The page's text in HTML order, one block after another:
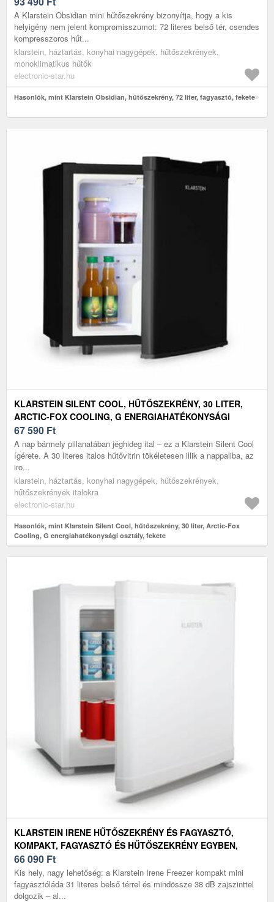
A Klarstein Obsidian mini hűtőszekrény bizonyítja, hogy a kis
helyigény nem jelent kompromisszumot: 72 literes belső tér, csendes
kompresszoros hűt...
klarstein, háztartás, konyhai nagygépek, hűtőszekrények,
monoklimatikus hűtők
electronic-star.hu
Hasonlók, mint Klarstein Obsidian, hűtőszekrény, 72 liter, fagyasztó, fekete
KLARSTEIN SILENT COOL, HŰTŐSZEKRÉNY, 30 LITER,
ARCTIC-FOX COOLING, G ENERGIAHATÉKONYSÁGI
OSZTÁLY, FEKETE
67 590 Ft
A nap bármely pillanatában jéghideg ital – ez a Klarstein Silent Cool
ígérete. A 30 literes italos hűtővitrin tökéletesen illik a nappaliba, az
iro...
klarstein, háztartás, konyhai nagygépek, hűtőszekrények,
hűtőszekrények italokra
electronic-star.hu
Hasonlók, mint Klarstein Silent Cool, hűtőszekrény, 30 liter, Arctic-Fox
Cooling, G energiahatékonysági osztály, fekete
KLARSTEIN IRENE HŰTŐSZEKRÉNY ÉS FAGYASZTÓ,
KOMPAKT, FAGYASZTÓ ÉS HŰTŐSZEKRÉNY EGYBEN,
GAZDASÁGOS
66 090 Ft
Kis hely, nagy lehetőség: a Klarstein Irene Freezer kompakt mini
fagyasztóláda 31 literes belső térrel és mindössze 38 dB zajszinttel
dolgozik – al...